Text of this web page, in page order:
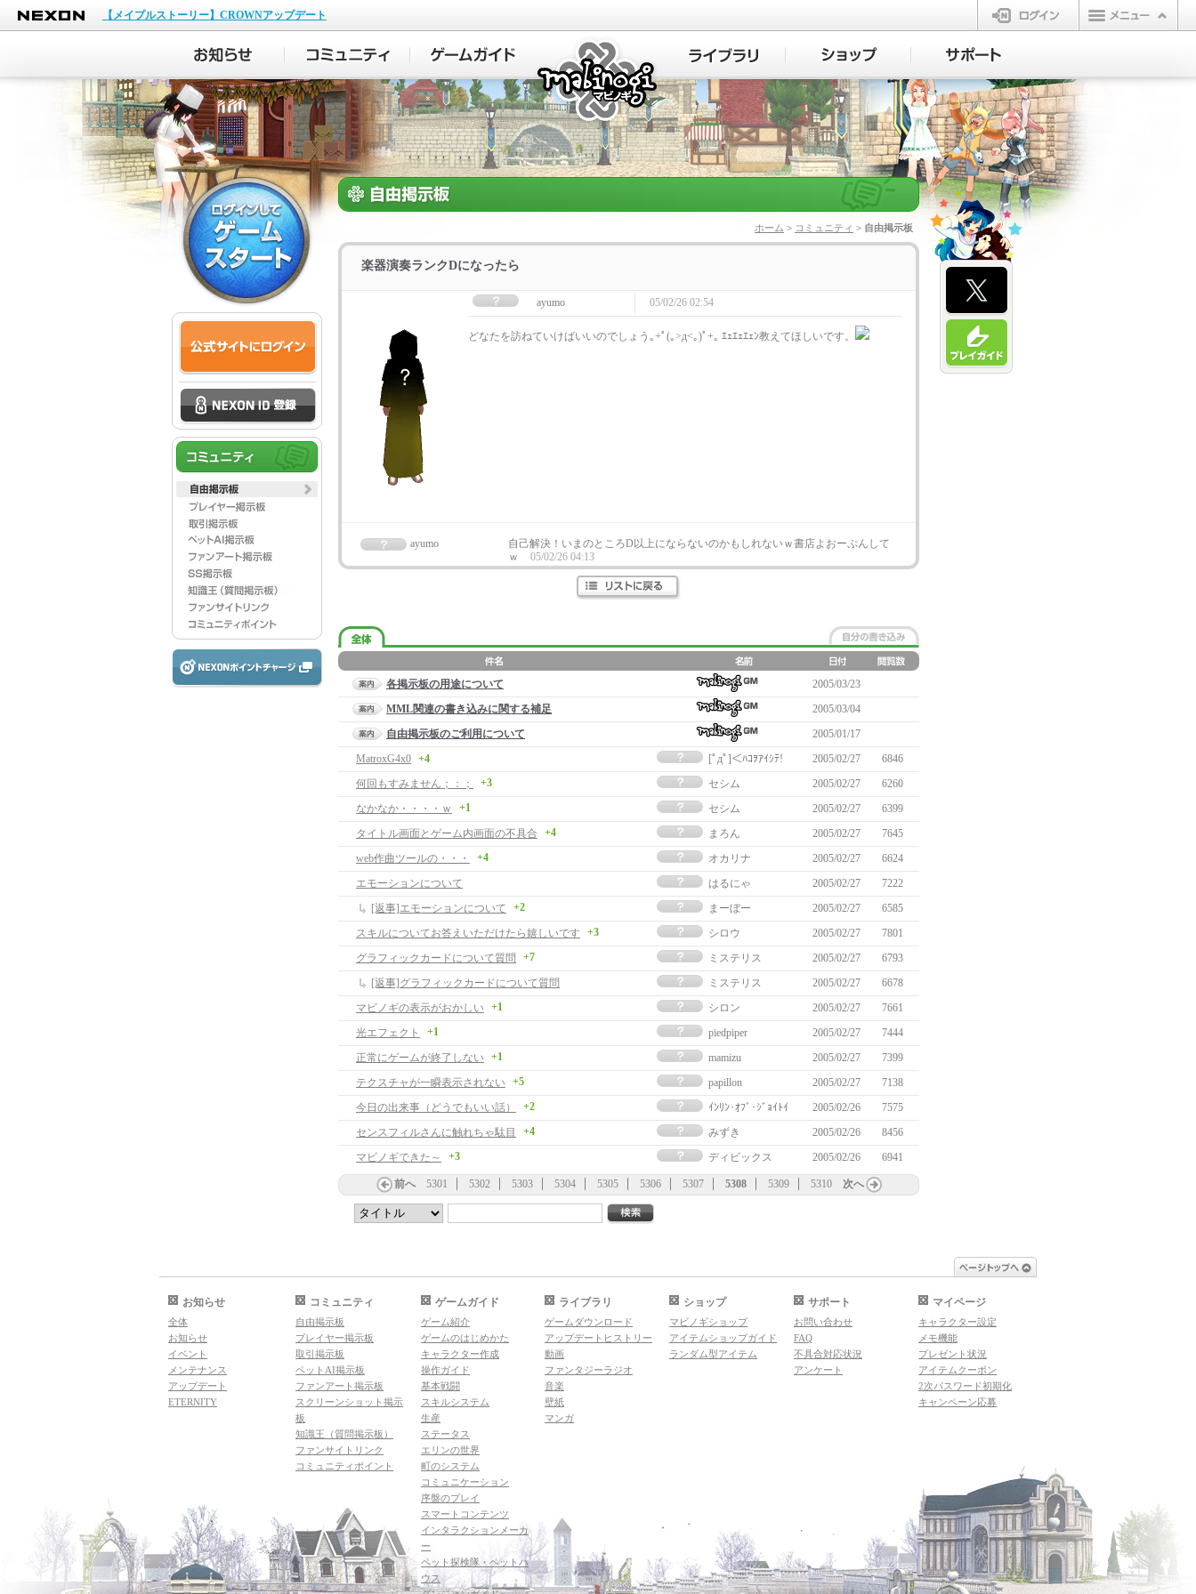
NEXON
【メイプルストーリー】CROWNアップデート
ログイン
マビノギ
ホーム > コミュニティ > 自由掲示板
楽器演奏ランクDになったら
ayumo 05/02/26 02:54
どなたを訪ねていけばいいのでしょう｡+ﾟ(｡>д<｡)ﾟ+｡ ｴｪｴｪｴｪﾝ教えてほしいです。
ayumo
自己解決！いまのところD以上にならないのかもしれないｗ書店よおーぷんして
ｗ
05/02/26 04:13
各掲示板の用途について
2005/03/23
MML関連の書き込みに関する補足
2005/03/04
自由掲示板のご利用について
2005/01/17
MatroxG4x0 +4 [ﾟдﾟ]＜ﾊｺｦｱｲｼﾃ! 2005/02/27
6846
何回もすみません；：；
+3 セシム 2005/02/27
6260
なかなか・・・・ｗ
+1 セシム 2005/02/27
6399
タイトル画面とゲーム内画面の不具合
+4 まろん 2005/02/27
7645
web作曲ツールの・・・
+4 オカリナ 2005/02/27
6624
エモーションについて
はるにゃ 2005/02/27
7222
[返事]エモーションについて
+2 まーぼー 2005/02/27
6585
スキルについてお答えいただけたら嬉しいです
+3 シロウ 2005/02/27
7801
グラフィックカードについて質問
+7 ミステリス 2005/02/27
6793
[返事]グラフィックカードについて質問
ミステリス 2005/02/27
6678
マビノギの表示がおかしい +1 シロン 2005/02/27
7661
光エフェクト
+1 piedpiper 2005/02/27
7444
正常にゲームが終了しない +1 mamizu 2005/02/27
7399
テクスチャが一瞬表示されない +5 papillon 2005/02/27
7138
今日の出来事（どうでもいい話）
+2 ｲﾝﾘﾝ･ｵﾌﾞ･ｼﾞｮｲﾄｲ 2005/02/26
7575
センスフィルさんに触れちゃ駄目
+4 みずき 2005/02/26
8456
マビノギできた～
+3 ディビックス 2005/02/26 6941
前へ 5301 5302 5303 5304 5305 5306 5307 5308 5309 5310 次へ
お知らせ
全体
お知らせ
イベント
メンテナンス
アップデート
ETERNITY
コミュニティ
自由掲示板
プレイヤー掲示板
取引掲示板
ペットAI掲示板
ファンアート掲示板
スクリーンショット掲示
板
知識王（質問掲示板）
ファンサイトリンク
コミュニティポイント
ゲームガイド
ゲーム紹介
ゲームのはじめかた
キャラクター作成
操作ガイド
基本戦闘
スキルシステム
生産
ステータス
エリンの世界
町のシステム
コミュニケーション
序盤のプレイ
スマートコンテンツ
インタラクションメーカ
ー
ペット探検隊・ペットハ
ウス
ライブラリ
ゲームダウンロード
アップデートヒストリー
動画
ファンタジーラジオ
音楽
壁紙
マンガ
ショップ
マビノギショップ
アイテムショップガイド
ランダム型アイテム
サポート
お問い合わせ
FAQ
不具合対応状況
アンケート
マイページ
キャラクター設定
メモ機能
プレゼント状況
アイテムクーポン
2次パスワード初期化
キャンペーン応募